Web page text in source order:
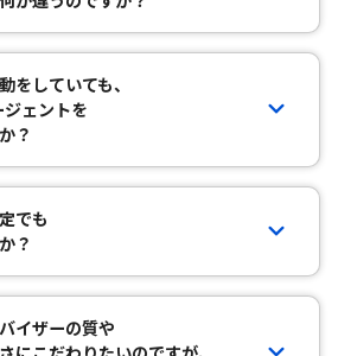
をしていても、
ェントを
？
でも
？
イザーの質や